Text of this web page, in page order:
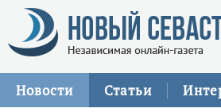
Новости Статьи